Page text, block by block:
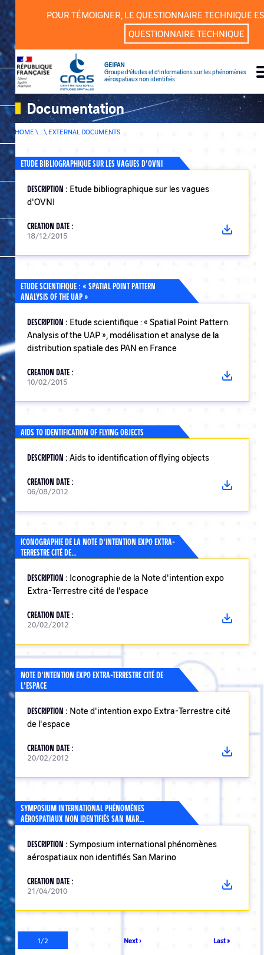
POUR TÉMOIGNER, LE QUESTIONNAIRE TECHNIQUE
QUESTIONNAIRE TECHNIQUE
GEIPAN
Groupe d’études et d’informations sur les phénomènes
aérospatiaux non identifiés.
Documentation
HOME \ .. \ EXTERNAL DOCUMENTS
ETUDE BIBLIOGRAPHIQUE SUR LES VAGUES D'OVNI
DESCRIPTION : Etude bibliographique sur les vagues
d'OVNI
CREATION DATE :
18/12/2015
ETUDE SCIENTIFIQUE : « SPATIAL POINT PATTERN
ANALYSIS OF THE UAP »
DESCRIPTION : Etude scientifique : « Spatial Point Pattern
Analysis of the UAP », modélisation et analyse de la
distribution spatiale des PAN en France
CREATION DATE :
10/02/2015
AIDS TO IDENTIFICATION OF FLYING OBJECTS
DESCRIPTION : Aids to identification of flying objects
CREATION DATE :
06/08/2012
ICONOGRAPHIE DE LA NOTE D'INTENTION EXPO EXTRA-
TERRESTRE CITÉ DE…
DESCRIPTION : Iconographie de la Note d'intention expo
Extra-Terrestre cité de l'espace
CREATION DATE :
20/02/2012
NOTE D'INTENTION EXPO EXTRA-TERRESTRE CITÉ DE
L'ESPACE
DESCRIPTION : Note d'intention expo Extra-Terrestre cité
de l'espace
CREATION DATE :
20/02/2012
SYMPOSIUM INTERNATIONAL PHÉNOMÈNES
AÉROSPATIAUX NON IDENTIFIÉS SAN MAR…
DESCRIPTION : Symposium international phénomènes
aérospatiaux non identifiés San Marino
CREATION DATE :
21/04/2010
Pagination
Current
page
1/2
Next
Next ›
Last
Last »